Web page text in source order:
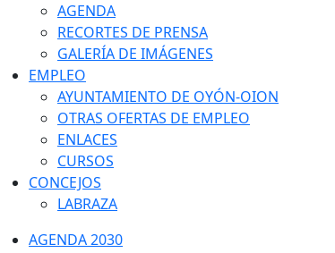
AGENDA
RECORTES DE PRENSA
GALERÍA DE IMÁGENES
EMPLEO
AYUNTAMIENTO DE OYÓN-OION
OTRAS OFERTAS DE EMPLEO
ENLACES
CURSOS
CONCEJOS
LABRAZA
AGENDA 2030